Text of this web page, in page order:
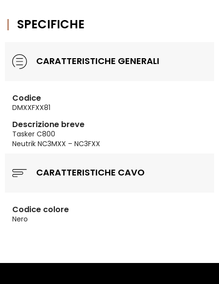
SPECIFICHE
CARATTERISTICHE GENERALI
Codice
DMXXFXX81
Descrizione breve
Tasker C800
Neutrik NC3MXX – NC3FXX
CARATTERISTICHE CAVO
Codice colore
Nero